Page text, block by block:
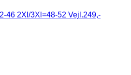
46 2Xl/3Xl=48-52 Vejl.249,-